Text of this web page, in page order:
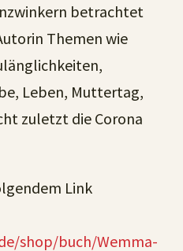
betrachtet
Themen wie
Leben, Muttertag,
zuletzt die Corona
Link
shop/buch/Wemma-